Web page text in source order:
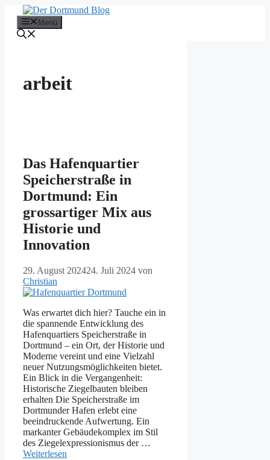
Inhalt
springen
Menü
arbeit
Das Hafenquartier
Speicherstraße in
Dortmund: Ein
grossartiger Mix aus
Historie und
Innovation
29. August 202424. Juli 2024 von
Christian
Was erwartet dich hier? Tauche ein in
die spannende Entwicklung des
Hafenquartiers Speicherstraße in
Dortmund – ein Ort, der Historie und
Moderne vereint und eine Vielzahl
neuer Nutzungsmöglichkeiten bietet.
Ein Blick in die Vergangenheit:
Historische Ziegelbauten bleiben
erhalten Die Speicherstraße im
Dortmunder Hafen erlebt eine
beeindruckende Aufwertung. Ein
markanter Gebäudekomplex im Stil
des Ziegelexpressionismus der …
Weiterlesen